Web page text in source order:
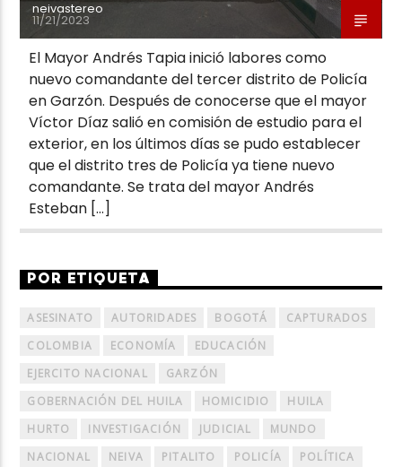
neivastereo
11/21/2023
El Mayor Andrés Tapia inició labores como
nuevo comandante del tercer distrito de Policía
en Garzón. Después de conocerse que el mayor
Víctor Díaz salió en comisión de estudio para el
exterior, en los últimos días se pudo establecer
que el distrito tres de Policía ya tiene nuevo
comandante. Se trata del mayor Andrés
Esteban […]
POR ETIQUETA
ASESINATO AUTORIDADES BOGOTÁ
CAPTURADOS
COLOMBIA
ECONOMÍA
EDUCACIÓN
EJERCITO NACIONAL
GARZÓN
GOBERNACIÓN DEL HUILA
HOMICIDIO
HUILA
HURTO
INVESTIGACIÓN JUDICIAL
MUNDO
NACIONAL
NEIVA PITALITO POLICÍA
POLÍTICA